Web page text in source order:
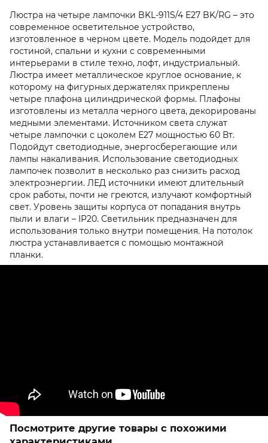
Люстра на четыре лампочки BKL-911S/4 E27 BK/RG – это
современное осветительное устройство,
изготовленное в черном цвете. Модель подойдет для
гостиной, спальни и кухни с современными
интерьерами в стиле техно, лофт, индустриальный.
Люстра имеет металлическое круглое основание, к
которому на фигурных держателях прикреплены
четыре плафона цилиндрической формы. Плафоны
изготовлены из металла черного цвета, декорированы
медными элементами. Источником света служат
четыре лампочки с цоколем Е27 мощностью 60 Вт.
Подойдут светодиодные, энергосберегающие или
лампы накаливания. Использование светодиодных
лампочек позволит в несколько раз снизить расход
электроэнергии. ЛЕД источники имеют длительный
срок работы, почти не греются, излучают комфортный
свет. Уровень защиты корпуса от попадания внутрь
пыли и влаги – IP20. Светильник предназначен для
использования только внутри помещения. На потолок
люстра устанавливается с помощью монтажной
планки.
Посмотрите другие товары с похожими